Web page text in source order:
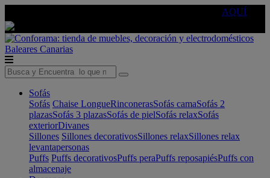
AQUÍ
Baleares Canarias
Sofás
Sofás Chaise LongueRinconerasSofás camaSofás 2
plazasSofás 3 plazasSofás de pielSofás relaxSofás
exteriorDivanes
Sillones Sillones decorativosSillones relaxSillones relax
levantapersonas
Puffs Puffs decorativosPuffs peraPuffs reposapiésPuffs con
almacenaje